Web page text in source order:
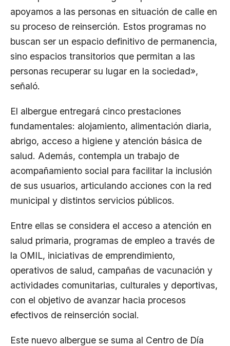
apoyamos a las personas en situación de calle en
su proceso de reinserción. Estos programas no
buscan ser un espacio definitivo de permanencia,
sino espacios transitorios que permitan a las
personas recuperar su lugar en la sociedad»,
señaló.
El albergue entregará cinco prestaciones
fundamentales: alojamiento, alimentación diaria,
abrigo, acceso a higiene y atención básica de
salud. Además, contempla un trabajo de
acompañamiento social para facilitar la inclusión
de sus usuarios, articulando acciones con la red
municipal y distintos servicios públicos.
Entre ellas se considera el acceso a atención en
salud primaria, programas de empleo a través de
la OMIL, iniciativas de emprendimiento,
operativos de salud, campañas de vacunación y
actividades comunitarias, culturales y deportivas,
con el objetivo de avanzar hacia procesos
efectivos de reinserción social.
Este nuevo albergue se suma al Centro de Día